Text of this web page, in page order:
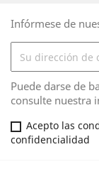
Infórmese de
Puede darse de
consulte nuestra
Acepto las
confidencialidad